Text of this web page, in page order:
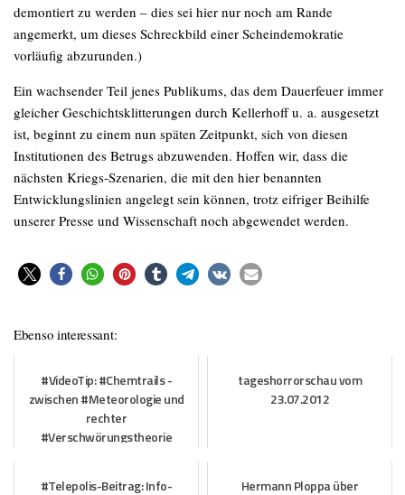
demontiert zu werden – dies sei hier nur noch am Rande
angemerkt, um dieses Schreckbild einer Scheindemokratie
vorläufig abzurunden.)
Ein wachsender Teil jenes Publikums, das dem Dauerfeuer immer
gleicher Geschichtsklitterungen durch Kellerhoff u. a. ausgesetzt
ist, beginnt zu einem nun späten Zeitpunkt, sich von diesen
Institutionen des Betrugs abzuwenden. Hoffen wir, dass die
nächsten Kriegs-Szenarien, die mit den hier benannten
Entwicklungslinien angelegt sein können, trotz eifriger Beihilfe
unserer Presse und Wissenschaft noch abgewendet werden.
Ebenso interessant:
#VideoTip: #Chemtrails -
zwischen #Meteorologie und
rechter
#Verschwörungstheorie
tageshorrorschau vom
23.07.2012
#Telepolis-Beitrag: Info-
Hermann Ploppa über